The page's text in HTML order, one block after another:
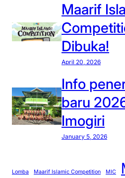
Maarif
Dibuka!
April 20, 2026
Info
baru
Imogiri
January 5, 2026
Lomba Maarif Islamic Competition MIC